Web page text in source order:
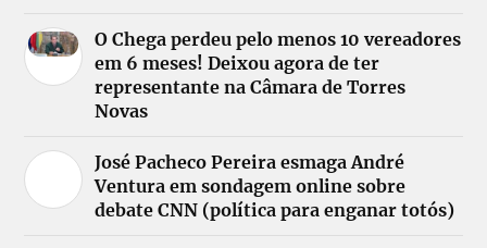
O Chega perdeu pelo menos 10 vereadores
em 6 meses! Deixou agora de ter
representante na Câmara de Torres
Novas
José Pacheco Pereira esmaga André
Ventura em sondagem online sobre
debate CNN (política para enganar totós)